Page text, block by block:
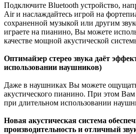
Подключите Bluetooth устройство,
Air и наслаждайтесь игрой на
сохраненной музыкой или другим
играете на пианино, Вы можете
качестве мощной акустической
Оптимайзер стерео звука даёт
использовании наушников)
Даже в наушниках Вы можете
акустического пианино. При этом
при длительном использовании
Новая акустическая система
производительность и отличный